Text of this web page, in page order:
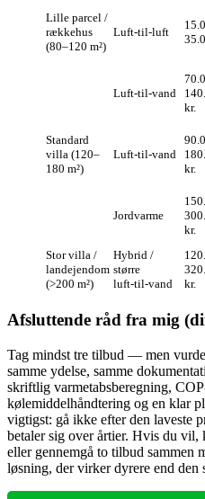
Lille parcel /
rækkehus
(80–120 m²)
Luft‑til‑luft
Luft‑til‑vand
kr.
Standard
villa (120–
180 m²)
Luft‑til‑vand
kr.
Jordvarme
kr.
Stor villa /
landejendom
(>200 m²)
Hybrid /
større
luft‑til‑vand
kr.
Afsluttende råd fra mig
Tag mindst tre tilbud — men
samme ydelse, samme
skriftlig varmetabsberegning,
kølemiddelhåndtering og en klar
vigtigst: gå ikke efter den laveste
betaler sig over årtier. Hvis du
eller gennemgå to tilbud sammen
løsning, der virker dyrere end den